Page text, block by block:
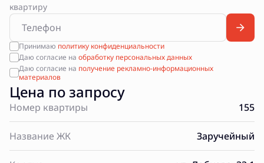
квартиру
Принимаю политику конфиденциальности
Даю согласие на обработку персональных данных
Даю согласие на получение рекламно-информационных
материалов
Цена по запросу
Номер квартиры 155
Название ЖК Заручейный